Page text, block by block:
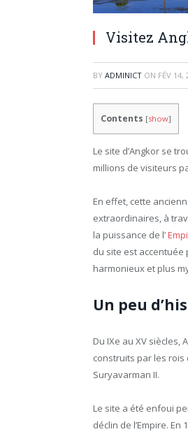
Visitez
BY ADMINICT ON FÉV 14,
Contents [show]
Le site d’Angkor se
millions de visiteurs
En effet, cette
extraordinaires, à
la puissance de l’
du site est accentuée
harmonieux et plus
Un peu
Du IXe au XV siècles,
construits par les rois
Suryavarman II.
Le site a été enfoui
déclin de l’Empire.